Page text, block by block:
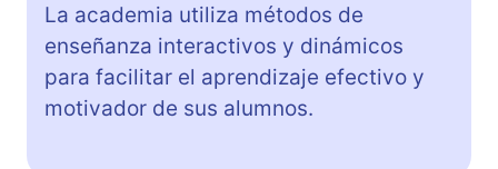
La academia utiliza métodos de
enseñanza interactivos y dinámicos
para facilitar el aprendizaje efectivo y
motivador de sus alumnos.